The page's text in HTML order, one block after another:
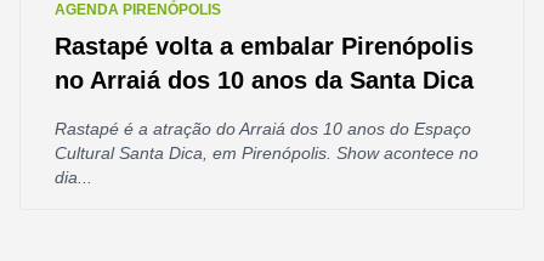
AGENDA PIRENÓPOLIS
Rastapé volta a embalar Pirenópolis
no Arraiá dos 10 anos da Santa Dica
Rastapé é a atração do Arraiá dos 10 anos do Espaço
Cultural Santa Dica, em Pirenópolis. Show acontece no
dia...